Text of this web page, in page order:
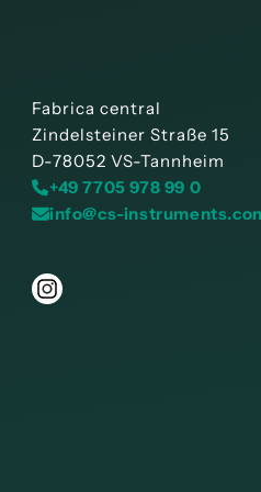
Fabrica central
Zindelsteiner Straße 15
D-78052 VS-Tannheim
+49 7705 978 99 0
info@cs-